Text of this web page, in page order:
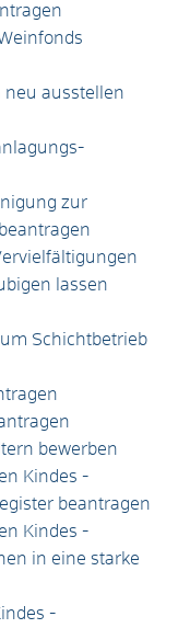
neu ausstellen
zur
lassen
Schichtbetrieb
bewerben
Kindes -
beantragen
Kindes -
in eine starke
-